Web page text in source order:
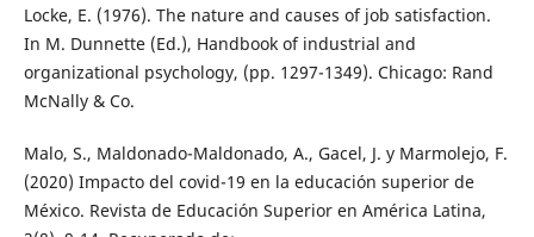
Locke, E. (1976). The nature and causes of job satisfaction.
In M. Dunnette (Ed.), Handbook of industrial and
organizational psychology, (pp. 1297-1349). Chicago: Rand
McNally & Co.
Malo, S., Maldonado-Maldonado, A., Gacel, J. y Marmolejo, F.
(2020) Impacto del covid-19 en la educación superior de
México. Revista de Educación Superior en América Latina,